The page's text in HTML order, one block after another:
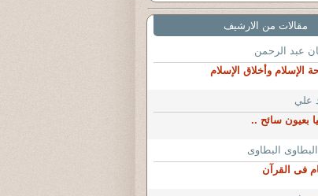
مقالات من الارشيف
عبد الرحمن
الإسلام وأخلاق الإسلام
علي
بعيون سائح ..
البطاوى
فى القرآن